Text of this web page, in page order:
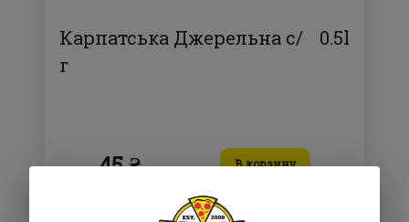
Карпатська Джерельна с/
г
0.5l
45 ₴ В корзину